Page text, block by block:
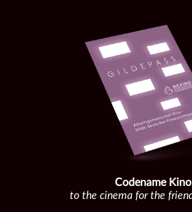
Codename Kino
to the cinema for the